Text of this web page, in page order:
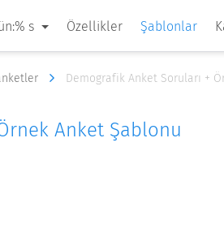
s Özellikler Şablonlar
Demografik Anket Soruları +
Anket Şablonu